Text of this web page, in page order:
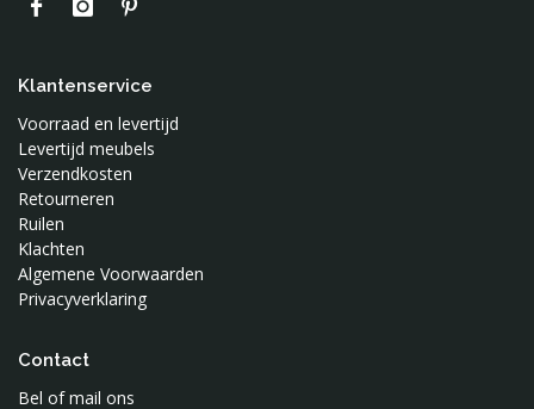
Klantenservice
Voorraad en levertijd
Levertijd meubels
Verzendkosten
Retourneren
Ruilen
Klachten
Algemene Voorwaarden
Privacyverklaring
Contact
Bel of mail ons